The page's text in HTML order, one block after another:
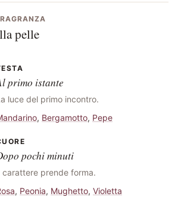
pelle
primo istante
luce del primo incontro.
, Bergamotto, Pepe
pochi minuti
carattere prende forma.
, Peonia, Mughetto, Violetta